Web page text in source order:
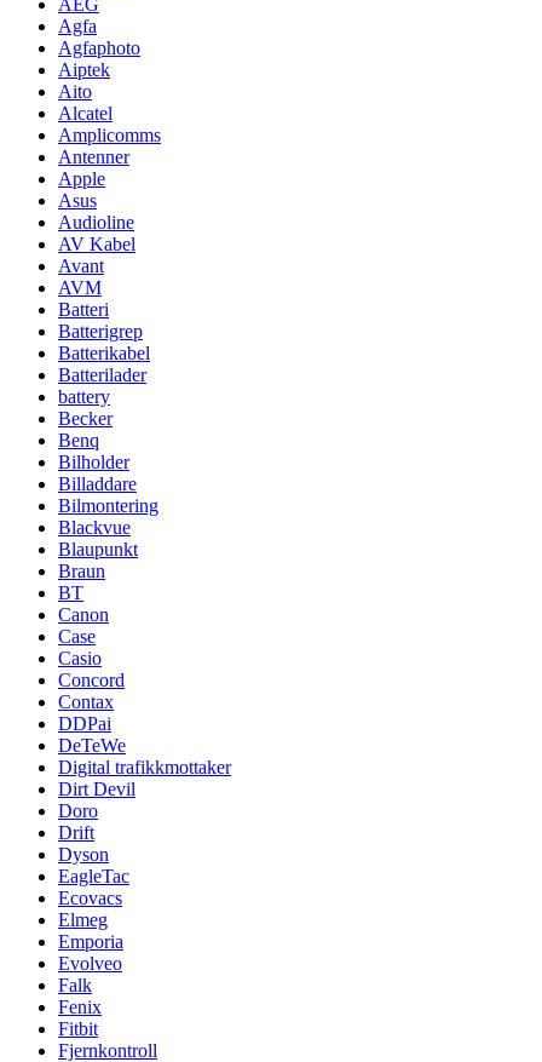
AEG
Agfa
Agfaphoto
Aiptek
Aito
Alcatel
Amplicomms
Antenner
Apple
Asus
Audioline
AV Kabel
Avant
AVM
Batteri
Batterigrep
Batterikabel
Batterilader
battery
Becker
Benq
Bilholder
Billaddare
Bilmontering
Blackvue
Blaupunkt
Braun
BT
Canon
Case
Casio
Concord
Contax
DDPai
DeTeWe
Digital trafikkmottaker
Dirt Devil
Doro
Drift
Dyson
EagleTac
Ecovacs
Elmeg
Emporia
Evolveo
Falk
Fenix
Fitbit
Fjernkontroll